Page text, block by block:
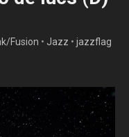
Fusion • Jazz • jazzflag